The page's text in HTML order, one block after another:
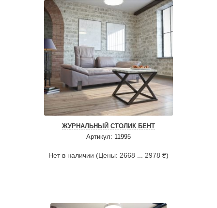
ЖУРНАЛЬНЫЙ СТОЛИК БЕНТ
Артикул: 11995
Нет в наличии (Цены: 2668 ... 2978 ₴)